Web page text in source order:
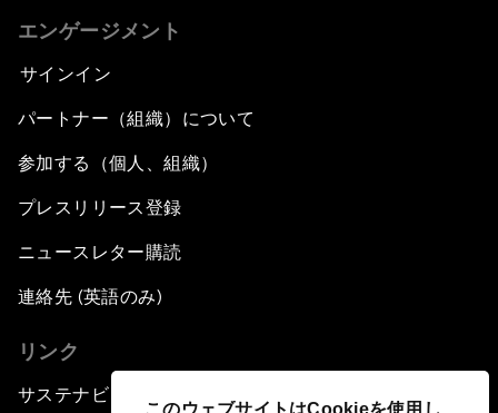
このウェブサイトはCookieを使用し
エンゲージメント
サインイン
パートナー（組織）について
参加する（個人、組織）
プレスリリース登録
ニュースレター購読
連絡先 (英語のみ)
リンク
サステナビリティへの取り組み